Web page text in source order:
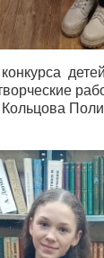
Кольцова